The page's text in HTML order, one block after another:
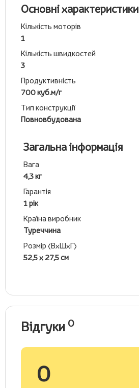
Основні характеристики
Кількість моторів
1
Кількість швидкостей
3
Продуктивність
700 куб.м/г
Тип конструкції
Повновбудована
Загальна інформація
Вага
4,3 кг
Гарантія
1 рік
Країна виробник
Туреччина
Розмір (ВхШхГ)
52,5 х 27,5 см
Відгуки 0
0